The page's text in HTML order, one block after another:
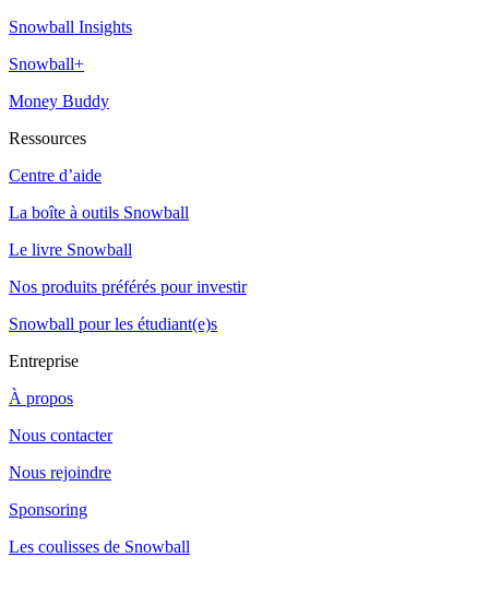
Snowball Insights
Snowball+
Money Buddy
Ressources
Centre d’aide
La boîte à outils Snowball
Le livre Snowball
Nos produits préférés pour investir
Snowball pour les étudiant(e)s
Entreprise
À propos
Nous contacter
Nous rejoindre
Sponsoring
Les coulisses de Snowball